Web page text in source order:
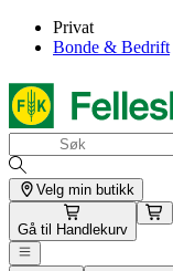
Privat
Bonde & Bedrift
Velg min butikk
Gå til Handlekurv